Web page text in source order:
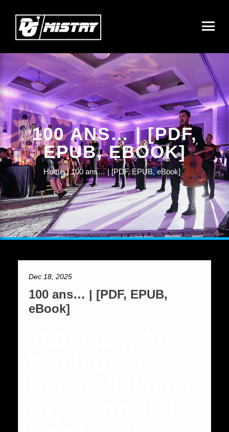
100 ANS… | [PDF,
EPUB, EBOOK]
Home 100 ans… | [PDF, EPUB, eBook]
Dec 18, 2025
100 ans… | [PDF, EPUB,
eBook]